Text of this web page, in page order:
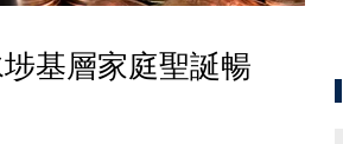
基層家庭聖誕暢